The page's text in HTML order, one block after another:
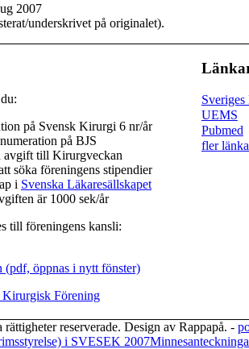
2007
underskrivet på originalet).
på Svensk Kirurgi 6 nr/år
på BJS
avgift till Kirurgveckan
söka föreningens stipendier
i Svenska Läkaresällskapet
är 1000 sek/år
till föreningens kansli:
(pdf, öppnas i nytt fönster)
Förening
UEMS
Pubmed
fler
reserverade. Design av Rappapå. -
i SVESEK 2007